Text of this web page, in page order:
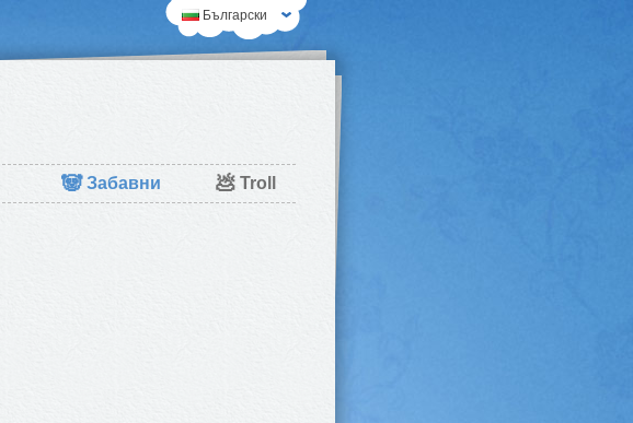
Български
🐼Забавни 💩 Troll